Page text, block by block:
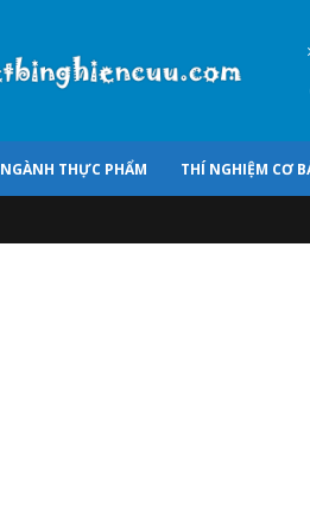
NGÀNH THỰC PHẨM THÍ NGHIỆM CƠ